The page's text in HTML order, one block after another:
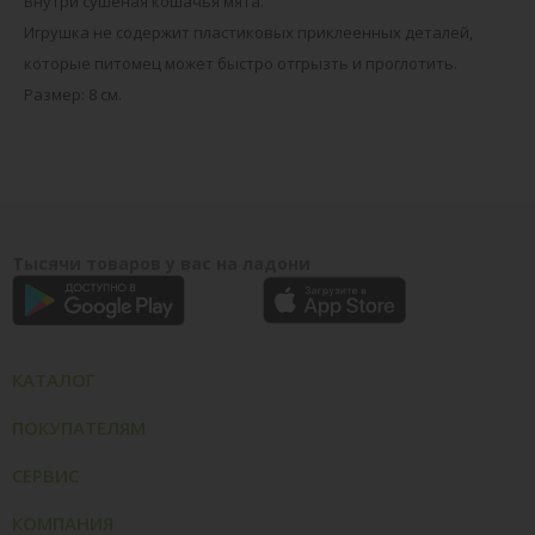
Игрушка не содержит пластиковых приклеенных деталей,
которые питомец может быстро отгрызть и проглотить.
Размер: 8 см.